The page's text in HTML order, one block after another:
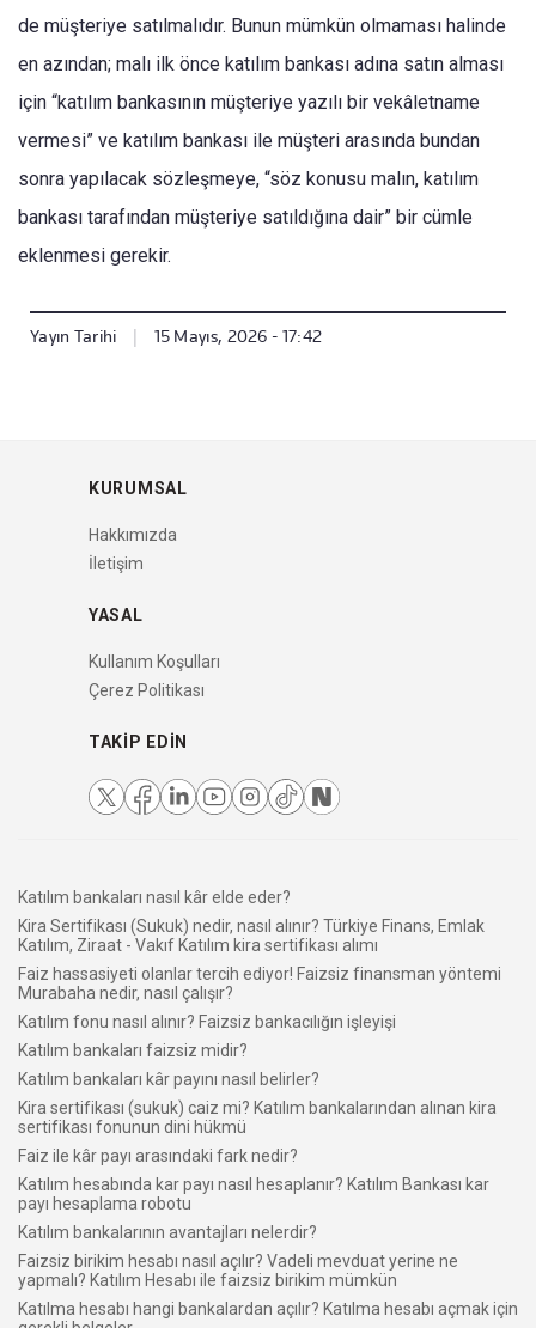
de müşteriye satılmalıdır. Bunun mümkün olmaması halinde
en azından; malı ilk önce katılım bankası adına satın alması
için “katılım bankasının müşteriye yazılı bir vekâletname
vermesi” ve katılım bankası ile müşteri arasında bundan
sonra yapılacak sözleşmeye, “söz konusu malın, katılım
bankası tarafından müşteriye satıldığına dair” bir cümle
eklenmesi gerekir.
Yayın Tarihi | 15 Mayıs, 2026 - 17:42
KURUMSAL
Hakkımızda
İletişim
YASAL
Kullanım Koşulları
Çerez Politikası
TAKIP EDIN
Katılım bankaları nasıl kâr elde eder?
Kira Sertifikası (Sukuk) nedir, nasıl alınır? Türkiye Finans, Emlak
Katılım, Ziraat - Vakıf Katılım kira sertifikası alımı
Faiz hassasiyeti olanlar tercih ediyor! Faizsiz finansman yöntemi
Murabaha nedir, nasıl çalışır?
Katılım fonu nasıl alınır? Faizsiz bankacılığın işleyişi
Katılım bankaları faizsiz midir?
Katılım bankaları kâr payını nasıl belirler?
Kira sertifikası (sukuk) caiz mi? Katılım bankalarından alınan kira
sertifikası fonunun dini hükmü
Faiz ile kâr payı arasındaki fark nedir?
Katılım hesabında kar payı nasıl hesaplanır? Katılım Bankası kar
payı hesaplama robotu
Katılım bankalarının avantajları nelerdir?
Faizsiz birikim hesabı nasıl açılır? Vadeli mevduat yerine ne
yapmalı? Katılım Hesabı ile faizsiz birikim mümkün
Katılma hesabı hangi bankalardan açılır? Katılma hesabı açmak için